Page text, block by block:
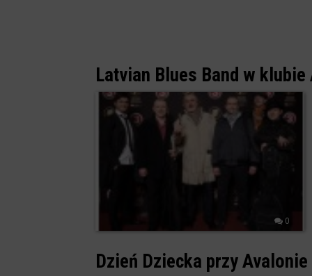
Latvian Blues Band w klubie
0
Dzień Dziecka przy Avalonie